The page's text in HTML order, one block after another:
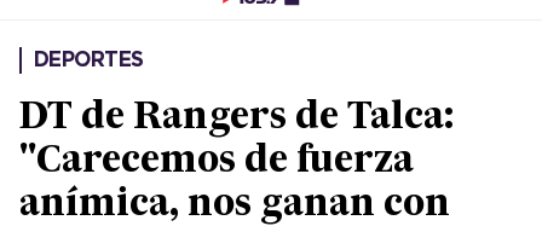
DEPORTES
DT de Rangers de Talca:
"Carecemos de fuerza
anímica, nos ganan con